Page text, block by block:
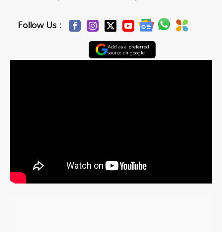
Follow Us :
Add as a preferred
source on google